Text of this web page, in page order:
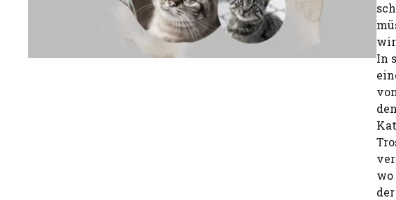
In
wo
der